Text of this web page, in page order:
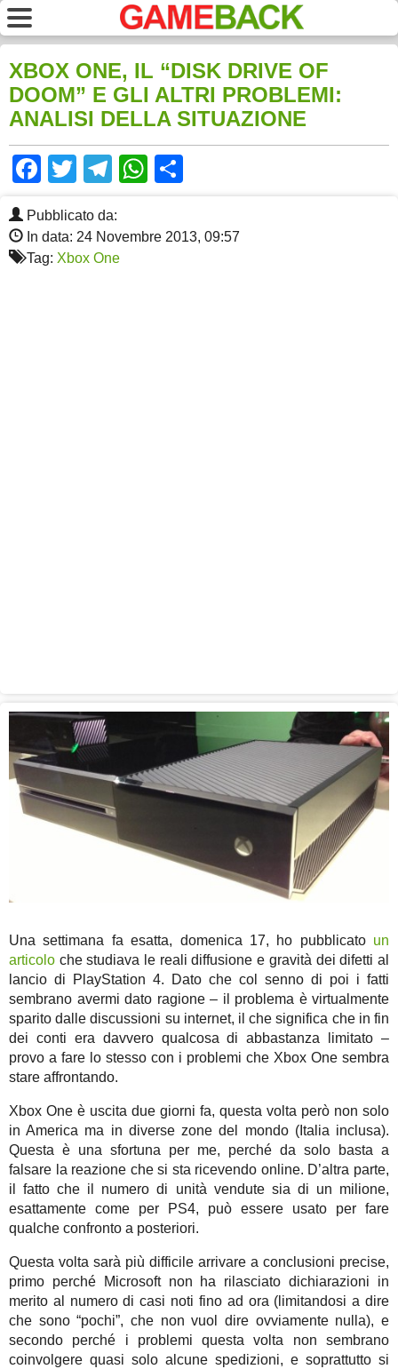
XBOX ONE, IL “DISK DRIVE OF
DOOM” E GLI ALTRI PROBLEMI:
ANALISI DELLA SITUAZIONE
Facebook
TwitterTelegram
WhatsApp
Pubblicato da:
In data: 24 Novembre 2013, 09:57
Tag: Xbox One
Una settimana fa esatta, domenica 17, ho pubblicato un
articolo che studiava le reali diffusione e gravità dei difetti al
lancio di PlayStation 4. Dato che col senno di poi i fatti
sembrano avermi dato ragione – il problema è virtualmente
sparito dalle discussioni su internet, il che significa che in fin
dei conti era davvero qualcosa di abbastanza limitato –
provo a fare lo stesso con i problemi che Xbox One sembra
stare affrontando.
Xbox One è uscita due giorni fa, questa volta però non solo
in America ma in diverse zone del mondo (Italia inclusa).
Questa è una sfortuna per me, perché da solo basta a
falsare la reazione che si sta ricevendo online. D’altra parte,
il fatto che il numero di unità vendute sia di un milione,
esattamente come per PS4, può essere usato per fare
qualche confronto a posteriori.
Questa volta sarà più difficile arrivare a conclusioni precise,
primo perché Microsoft non ha rilasciato dichiarazioni in
merito al numero di casi noti fino ad ora (limitandosi a dire
che sono “pochi”, che non vuol dire ovviamente nulla), e
secondo perché i problemi questa volta non sembrano
coinvolgere quasi solo alcune spedizioni, e soprattutto si